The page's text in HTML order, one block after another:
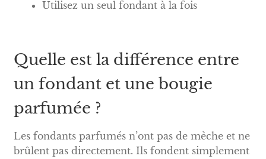
Utilisez un seul fondant à la fois
Quelle est la différence entre
un fondant et une bougie
parfumée ?
Les fondants parfumés n’ont pas de mèche et ne
brûlent pas directement. Ils fondent simplement